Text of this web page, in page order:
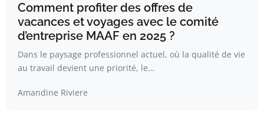
Comment profiter des offres de
vacances et voyages avec le comité
d’entreprise MAAF en 2025 ?
Dans le paysage professionnel actuel, où la qualité de vie
au travail devient une priorité, le…
Amandine Riviere